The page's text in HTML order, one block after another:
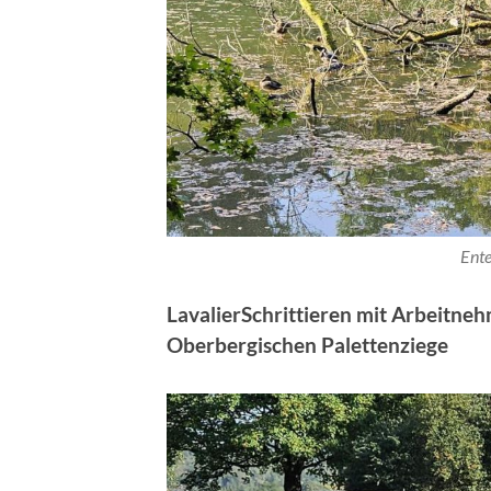
LavalierSchrittieren mit
Oberbergischen Palettenziege